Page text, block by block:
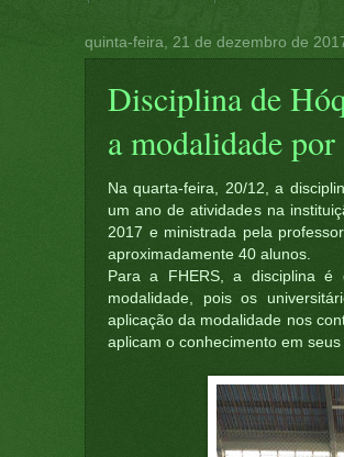
quinta-feira, 21 de dezembro de
Disciplina de
a modalidade
Na quarta-feira, 20/12, a
um ano de atividades na
2017 e ministrada pela
aproximadamente 40 alunos.
Para a FHERS, a disciplina é
modalidade, pois os
aplicação da modalidade nos
aplicam o conhecimento em